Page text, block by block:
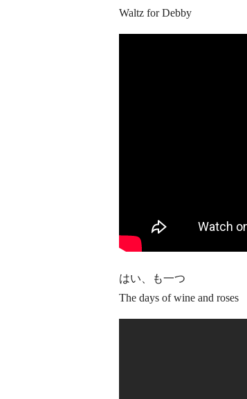
Waltz for Debby
はい、も一つ
The days of wine and roses